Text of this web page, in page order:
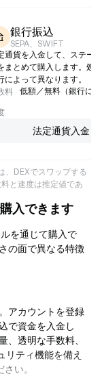
銀行振込
SEPA、SWIFT
通貨を入金して、ステー
まとめて購入します。処
によって異なります。
料
低額／無料（銀行に
法定通貨入金
、DEXでスワップする
と速度は推定値であ
入できます
を通じて購入で
の面で異なる特徴
アカウントを登録
で資金を入金し
、透明な手数料、
リティ機能を備え
い。